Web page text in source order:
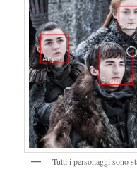
Tutti i personaggi sono